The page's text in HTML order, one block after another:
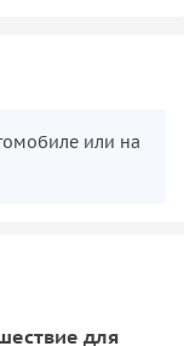
или на
для